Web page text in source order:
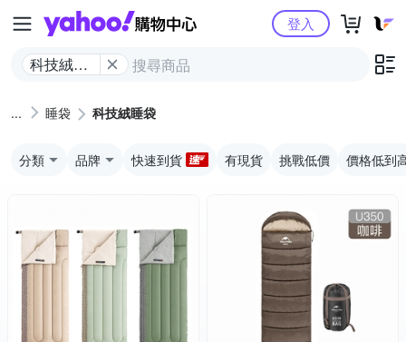
Yahoo購物中心
科技絨睡
登入
睡袋 科技絨睡袋
分類 品牌 快速到貨 有現貨 挑戰低價 價格低到